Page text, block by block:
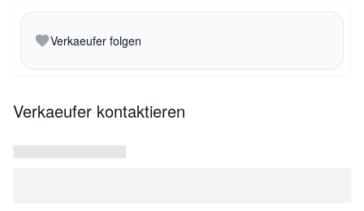
Verkaeufer folgen
Verkaeufer kontaktieren